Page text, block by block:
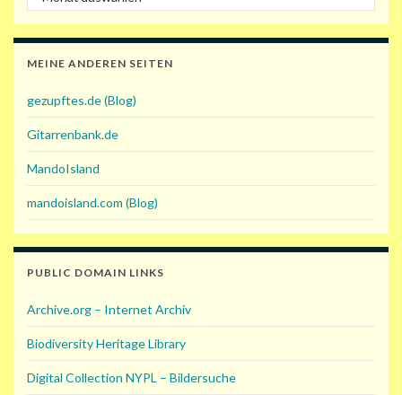
MEINE ANDEREN SEITEN
gezupftes.de (Blog)
Gitarrenbank.de
MandoIsland
mandoisland.com (Blog)
PUBLIC DOMAIN LINKS
Archive.org – Internet Archiv
Biodiversity Heritage Library
Digital Collection NYPL – Bildersuche